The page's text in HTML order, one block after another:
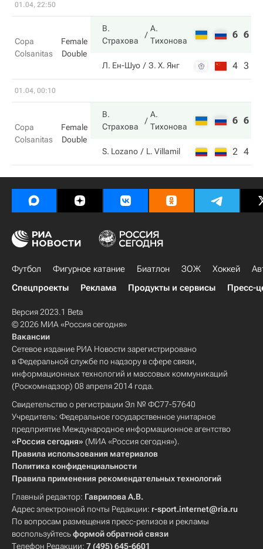
01.04, 22:50
Copa
Colsanitas
Female
Double
В.
Страхова
А.
Тихонова
6 6
Л. Ен-Шуо З. Х. Янг 4 3
01.04, 00:10
Copa
Colsanitas
Female
Double
В.
Страхова
А.
Тихонова
6 6
S. Lozano L. Villamil 2 4
Футбол Фигурное катание Биатлон ЗОЖ Хоккей
Спецпроекты
Реклама Продукты и сервисы Пресс-
Версия 2023.1 Beta
© 2026 МИА «Россия сегодня»
Вакансии
Сетевое издание РИА Новости зарегистрировано
в Федеральной службе по надзору в сфере связи,
информационных технологий и массовых коммуникаций
(Роскомнадзор) 08 апреля 2014 года.
Свидетельство о регистрации Эл № ФС77-57640
Учредитель: Федеральное государственное унитарное
предприятие Международное информационное агентство
«Россия сегодня» (МИА «Россия сегодня»).
Правила использования материалов
Политика конфиденциальности
Правила применения рекомендательных технологий
Главный редактор: Гаврилова А.В.
Адрес электронной почты Редакции: r-sport.internet@ria.ru
По вопросам размещения пресс-релизов и рекламы
воспользуйтесьформой обратной связи
Телефон Редакции: 7 (495) 645-6601